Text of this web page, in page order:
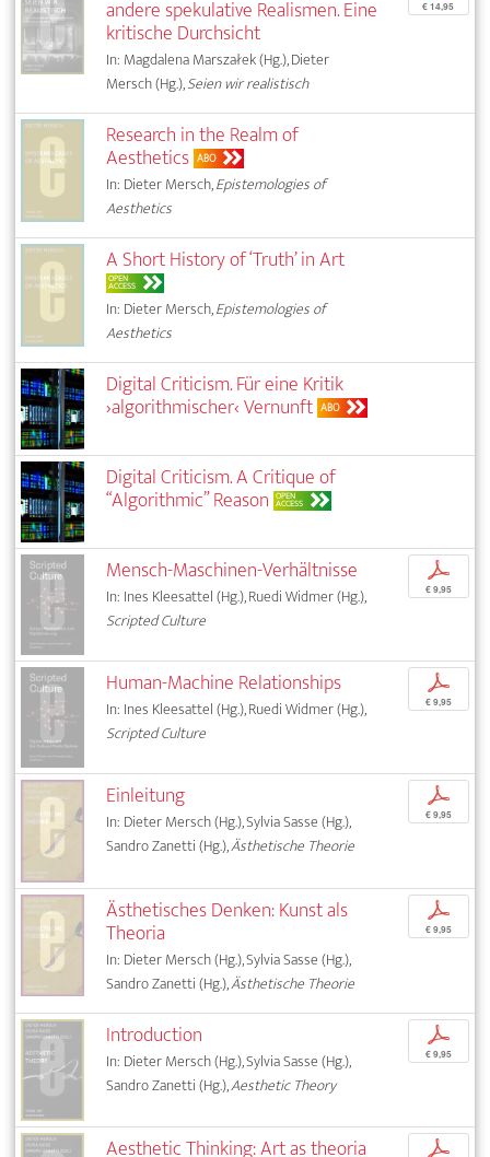
andere spekulative Realismen. Eine
kritische Durchsicht
In: Magdalena Marszałek (Hg.), Dieter
Mersch (Hg.),Seien wir realistisch
€ 14,95
Research in the Realm of
Aesthetics ABO
In: Dieter Mersch,Epistemologies of
Aesthetics
A Short History of ‘Truth’ in Art
OPEN
ACCESS
In: Dieter Mersch,Epistemologies of
Aesthetics
Digital Criticism. Für eine Kritik
›algorithmischer‹ Vernunft ABO
Digital Criticism. A Critique of
“Algorithmic” Reason OPEN
ACCESS
Mensch-Maschinen-Verhältnisse
In: Ines Kleesattel (Hg.), Ruedi Widmer (Hg.),
Scripted Culture
p
€ 9,95
Human-Machine Relationships
In: Ines Kleesattel (Hg.), Ruedi Widmer (Hg.),
Scripted Culture
p
€ 9,95
Einleitung
In: Dieter Mersch (Hg.), Sylvia Sasse (Hg.),
Sandro Zanetti (Hg.),Ästhetische Theorie
p
€ 9,95
Ästhetisches Denken: Kunst als
Theoria
In: Dieter Mersch (Hg.), Sylvia Sasse (Hg.),
Sandro Zanetti (Hg.),Ästhetische Theorie
p
€ 9,95
Introduction
In: Dieter Mersch (Hg.), Sylvia Sasse (Hg.),
Sandro Zanetti (Hg.),Aesthetic Theory
p
€ 9,95
Aesthetic Thinking: Art as theoria p